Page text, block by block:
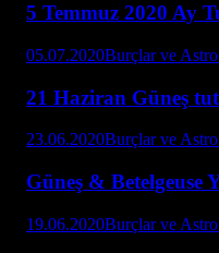
5 Temmuz 2020 Ay
05.07.2020Burçlar ve
21 Haziran Güneş
23.06.2020Burçlar ve
Güneş & Betelgeuse
19.06.2020Burçlar ve